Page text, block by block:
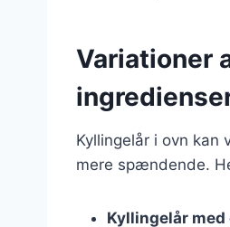
Variationer
Kyllingelår i ovn kan
mere spændende.
Kyllingelår